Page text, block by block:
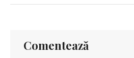
Comentează